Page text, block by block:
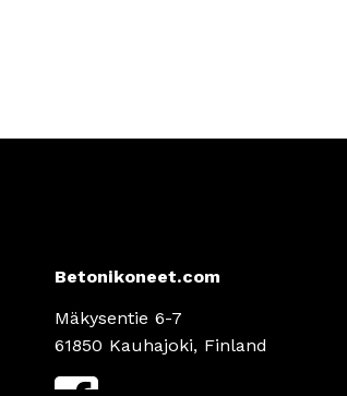
Betonikoneet.com
Mäkysentie 6-7
61850 Kauhajoki, Finland